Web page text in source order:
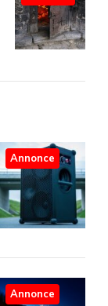
Annonce
Annonce